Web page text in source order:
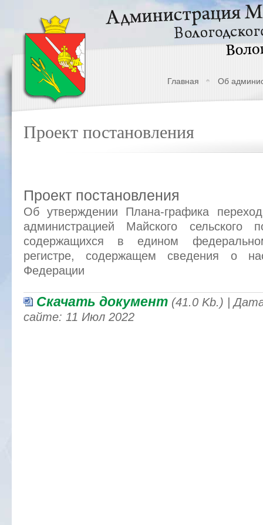
Главная Об
Проект постановления
Проект постановления
Об утверждении Плана-графика
администрацией Майского сельского
содержащихся в едином
регистре, содержащем сведения о
Федерации
Скачать документ (41.0 Kb.) |
сайте: 11 Июл 2022